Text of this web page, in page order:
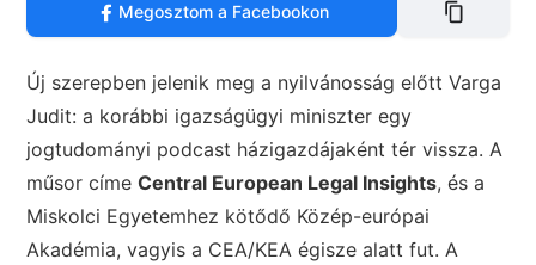
Megosztom a Facebookon
Új szerepben jelenik meg a nyilvánosság előtt Varga
Judit: a korábbi igazságügyi miniszter egy
jogtudományi podcast házigazdájaként tér vissza. A
műsor címeCentral European Legal Insights, és a
Miskolci Egyetemhez kötődő Közép-európai
Akadémia, vagyis a CEA/KEA égisze alatt fut. A